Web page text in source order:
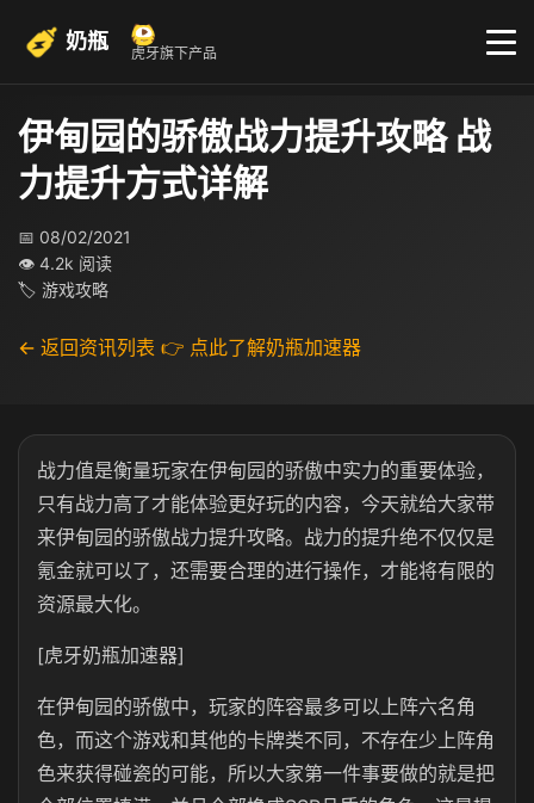
奶瓶 虎牙旗下产品
伊甸园的骄傲战力提升攻略 战
力提升方式详解
📅 08/02/2021
👁 4.2k 阅读
🏷 游戏攻略
← 返回资讯列表 👉 点此了解奶瓶加速器
战力值是衡量玩家在伊甸园的骄傲中实力的重要体验，
只有战力高了才能体验更好玩的内容，今天就给大家带
来伊甸园的骄傲战力提升攻略。战力的提升绝不仅仅是
氪金就可以了，还需要合理的进行操作，才能将有限的
资源最大化。
[虎牙奶瓶加速器]
在伊甸园的骄傲中，玩家的阵容最多可以上阵六名角
色，而这个游戏和其他的卡牌类不同，不存在少上阵角
色来获得碰瓷的可能，所以大家第一件事要做的就是把